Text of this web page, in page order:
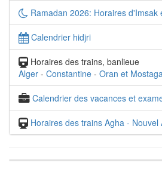
Ramadan 2026: Horaires d'Imsak
Calendrier hidjri
Horaires des trains, banlieue
Alger - Constantine - Oran et
Calendrier des vacances et
Horaires des trains Agha -